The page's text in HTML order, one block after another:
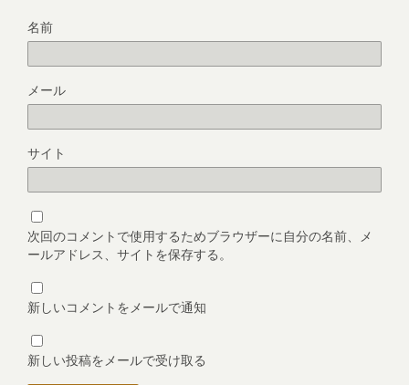
名前
メール
サイト
次回のコメントで使用するためブラウザーに自分の名前、メ
ールアドレス、サイトを保存する。
新しいコメントをメールで通知
新しい投稿をメールで受け取る